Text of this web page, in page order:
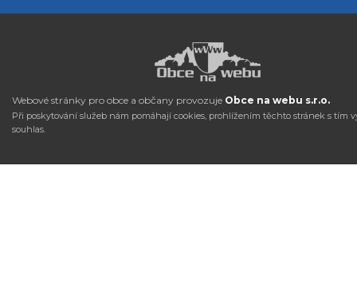
Webové stránky pro obce a občany provozuje Obce na webu s.r.o.
Při poskytování služeb nám pomáhají cookies, prohlížením těchto stránek s tím
souhlas.